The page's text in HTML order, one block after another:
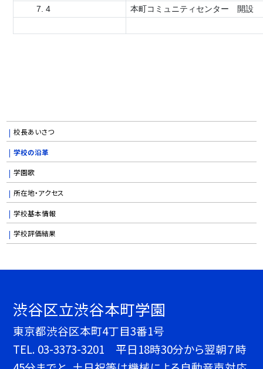
7. 4
本町コミュニティセンター 開設
校長あいさつ
学校の沿革
学園歌
所在地・アクセス
学校基本情報
学校評価結果
渋谷区立渋谷本町学園
東京都渋谷区本町4丁目3番1号
TEL. 03-3373-3201 平日18時30分から翌朝７時